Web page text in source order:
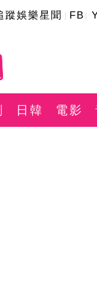
蹤娛樂星聞 FB
日韓 電影